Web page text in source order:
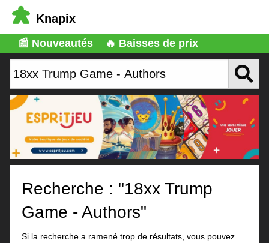
Knapix
📰 Nouveautés 🔥 Baisses de prix
Recherche : "18xx Trump
Game - Authors"
Si la recherche a ramené trop de résultats, vous pouvez